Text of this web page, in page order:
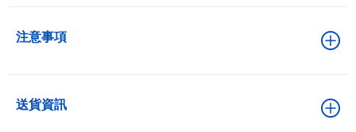
注意事項
送貨資訊